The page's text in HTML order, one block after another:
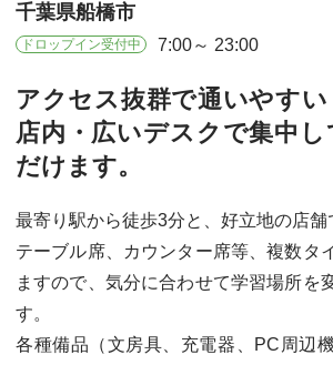
千葉県船橋市
ドロップイン受付中 7:00 23:00
アクセス抜群で通いやす
店内・広いデスクで集中
だけます。
最寄り駅から徒歩3分と、好立地の店舗
テーブル席、カウンター席等、複数タ
ますので、気分に合わせて学習場所を
す。
各種備品（文房具、充電器、PC周辺